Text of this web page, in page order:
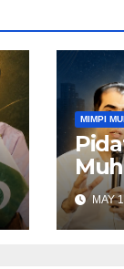
MIMPI
diMAY